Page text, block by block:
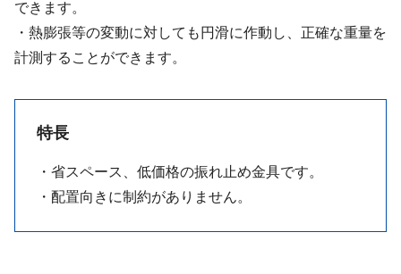
できます。
・熱膨張等の変動に対しても円滑に作動し、正確な重量を
計測することができます。
特長
・省スペース、低価格の振れ止め金具です。
・配置向きに制約がありません。